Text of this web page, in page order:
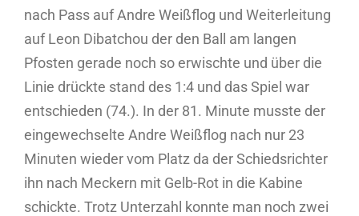
nach Pass auf Andre Weißflog und Weiterleitung
auf Leon Dibatchou der den Ball am langen
Pfosten gerade noch so erwischte und über die
Linie drückte stand des 1:4 und das Spiel war
entschieden (74.). In der 81. Minute musste der
eingewechselte Andre Weißflog nach nur 23
Minuten wieder vom Platz da der Schiedsrichter
ihn nach Meckern mit Gelb-Rot in die Kabine
schickte. Trotz Unterzahl konnte man noch zwei